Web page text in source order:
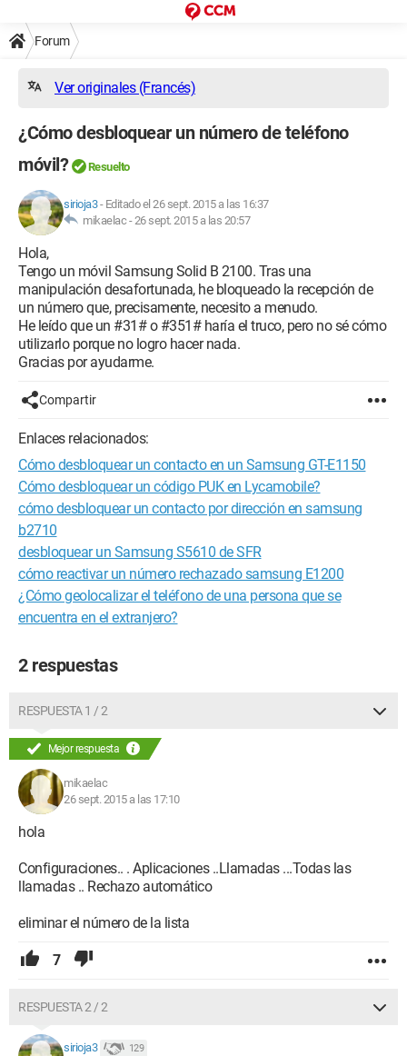
Forum
Ver originales (Francés)
¿Cómo desbloquear un número de teléfono
móvil?
Resuelto
sirioja3- Editado el 26 sept. 2015 a las 16:37
mikaelac -26 sept. 2015 a las 20:57
Hola,
Tengo un móvil Samsung Solid B 2100. Tras una
manipulación desafortunada, he bloqueado la recepción de
un número que, precisamente, necesito a menudo.
He leído que un #31# o #351# haría el truco, pero no sé cómo
utilizarlo porque no logro hacer nada.
Gracias por ayudarme.
Compartir
Enlaces relacionados:
Cómo desbloquear un contacto en un Samsung GT-E1150
Cómo desbloquear un código PUK en Lycamobile?
cómo desbloquear un contacto por dirección en samsung
b2710
desbloquear un Samsung S5610 de SFR
cómo reactivar un número rechazado samsung E1200
¿Cómo geolocalizar el teléfono de una persona que se
encuentra en el extranjero?
2 respuestas
RESPUESTA 1 / 2
Mejor respuesta
mikaelac
26 sept. 2015 a las 17:10
hola
Configuraciones.. . Aplicaciones ..Llamadas ...Todas las
llamadas .. Rechazo automático
eliminar el número de la lista
7
RESPUESTA 2 / 2
sirioja3 129